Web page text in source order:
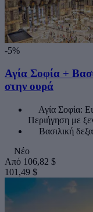
-5%
Αγία Σοφία +
στην ουρά
Αγία Σοφία:
Περιήγηση με
Βασιλική
Νέο
Από 106,82 $
101,49 $